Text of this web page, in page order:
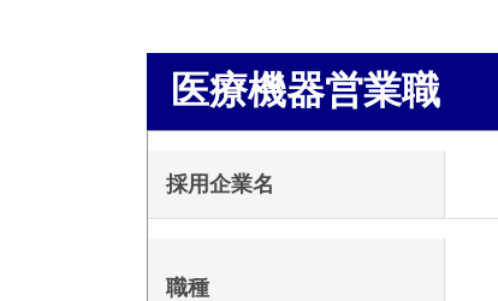
医療機器営業職
採用企業名
職種